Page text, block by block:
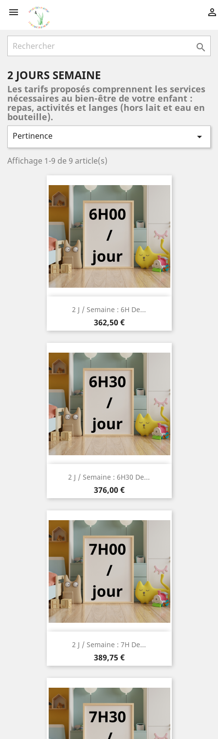
 

2 JOURS SEMAINE
Les tarifs proposés comprennent les services
nécessaires au bien-être de votre enfant :
repas, activités et langes (hors lait et eau en
bouteille).
Pertinence 
Affichage 1-9 de 9 article(s)
2 J / Semaine : 6H De...
Prix
362,50 €
2 J / Semaine : 6H30 De...
Prix
376,00 €
2 J / Semaine : 7H De...
Prix
389,75 €